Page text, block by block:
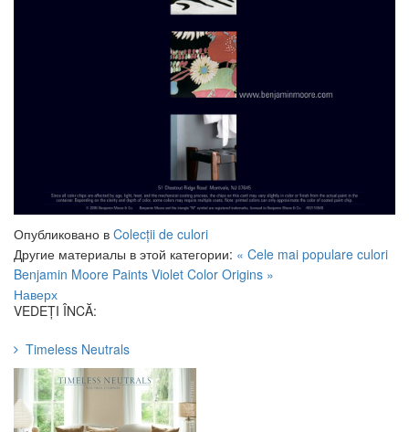
Опубликовано в Colecții de culori
Другие материалы в этой категории: « Cele mai populare culori
Benjamin Moore Paints Violet Color Origins »
Наверх
VEDEȚI ÎNCĂ:
Timeless Neutrals